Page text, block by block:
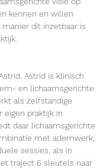
kennen en willen
dit inzetbaar is
Astrid is klinisch
en lichaamsgerichte
als zelfstandige
eigen praktijk in
daar lichaamsgerichte
met ademwerk,
sessies, als in
traject 6 sleutels naar